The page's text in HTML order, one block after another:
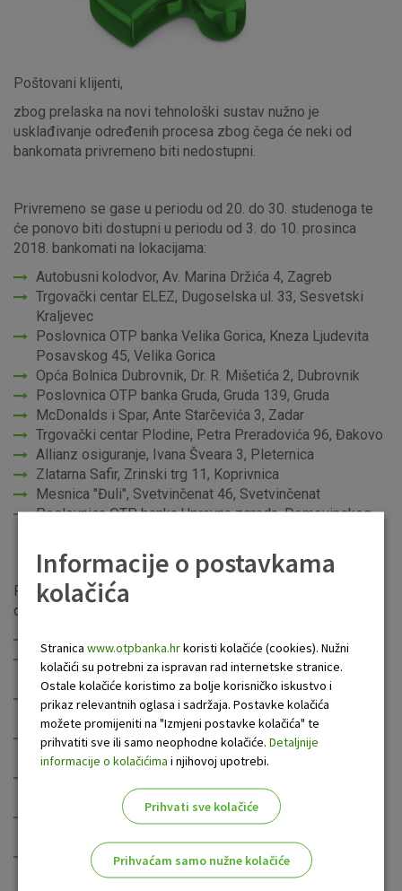
Poštovani klijenti,
zbog prelaska na novi tehnološki sustav nužno je
usklađivanje određenih procesa zbog čega će neki od
bankomata privremeno biti nedostupni.
Privremeno se gase u periodu od 20. do 30. studenoga te
će ponovo biti dostupni u periodu od 3. do 10. prosinca
2018. bankomati na lokacijama:
Autobusni kolodvor, Av. Marina Držića 4, Zagreb
Trgovački centar ELEZ, Dugoselska ul. 33, Sesvetski
Kraljevec
Poslovnica OTP banka Velika Gorica, Kneza Ljudevita
Posavskog 45, Velika Gorica
Opća Bolnica Dubrovnik, Dr. R. Mišetića 2, Dubrovnik
Poslovnica OTP banka Gruda, Gruda 139, Gruda
McDonalds i Spar, Ante Starčevića 3, Zadar
Trgovački centar Plodine, Petra Preradovića 96, Đakovo
Allianz osiguranje, Ivana Šveara 3, Pleternica
Zlatarna Safir, Zrinski trg 11, Koprivnica
Mesnica "Đuli", Svetvinčenat 46, Svetvinčenat
Poslovnica OTP banka Upravna zgrada, Domovinskog
Privremeno se gase 29. studenoga 2018. te će ponovo biti
dostupni početkom 2019. godine bankomati na lokacijama:
Obrt Marvin, Zadarska 2, 23232 Zaton
Poslovnica Splitska banka Našice, J. J. Strossmayera 3,
Našice
Poslovnica Splitska banka Požega, Matice hrvatske 2,
Požega
Poslovnica Splitska banka Zabok, Matije Gupca 46,
Zabok
Poslovnica Splitska banka Velika Gorica, Trg kralja
Poslovnica Splitska banka Poreč, Vladimira Nazora 2,
Informacije o postavkama
kolačića
Stranica www.otpbanka.hrkoristi kolačiće (cookies). Nužni
kolačići su potrebni za ispravan rad internetske stranice.
Ostale kolačiće koristimo za bolje korisničko iskustvo i
prikaz relevantnih oglasa i sadržaja. Postavke kolačića
možete promijeniti na "Izmjeni postavke kolačića" te
prihvatiti sve ili samo neophodne kolačiće. Detaljnije
informacije o kolačićima i njihovoj upotrebi.
Prihvati sve kolačiće
Prihvaćam samo nužne kolačiće